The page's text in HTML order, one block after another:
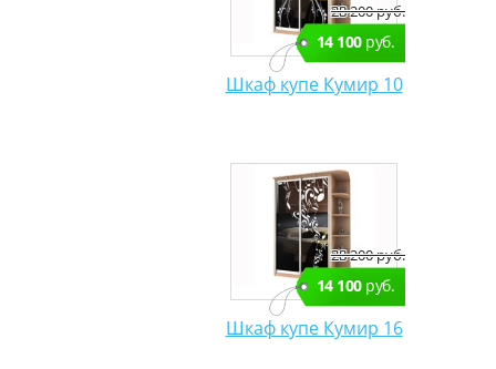
28 200 руб.
14 100руб.
Шкаф купе Кумир 10
28 200 руб.
14 100руб.
Шкаф купе Кумир 16